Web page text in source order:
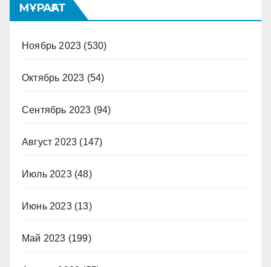
МҰРАҒАТ
Ноябрь 2023 (530)
Октябрь 2023 (54)
Сентябрь 2023 (94)
Август 2023 (147)
Июль 2023(48)
Июнь 2023(13)
Май 2023 (199)